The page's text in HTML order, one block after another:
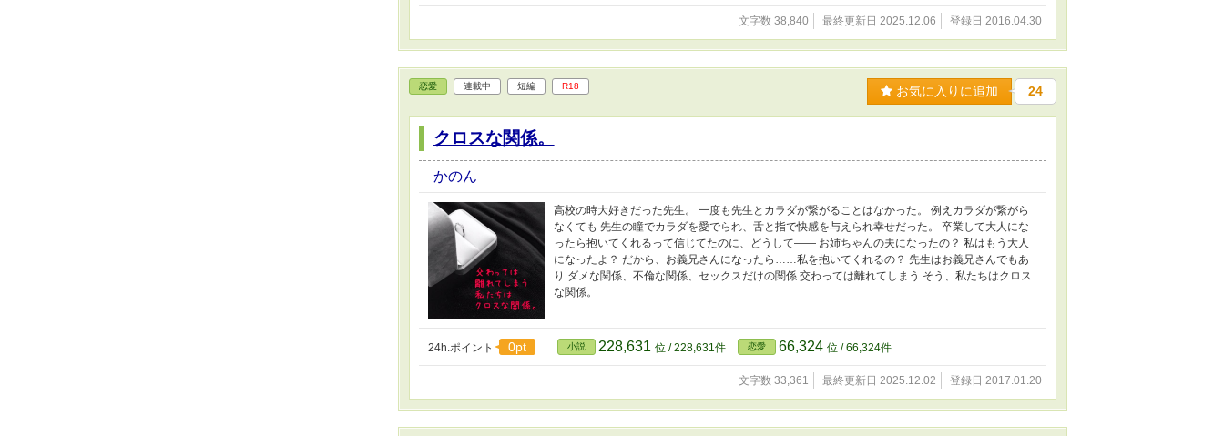
文字数 38,840 最終更新日 2025.12.06 登録日 2016.04.30
恋愛 連載中 短編 R18 お気に入りに追加 24
クロスな関係。
かのん
高校の時大好きだった先生。 一度も先生とカラダが繋がることはなかった。 例えカラダが繋がら
なくても 先生の瞳でカラダを愛でられ、舌と指で快感を与えられ幸せだった。 卒業して大人にな
ったら抱いてくれるって信じてたのに、どうして―― お姉ちゃんの夫になったの？ 私はもう大人
になったよ？ だから、お義兄さんになったら……私を抱いてくれるの？ 先生はお義兄さんでもあ
り ダメな関係、不倫な関係、セックスだけの関係 交わっては離れてしまう そう、私たちはクロス
な関係。
24h.ポイント 0pt 小説 228,631 位 / 228,631件 恋愛 66,324 位 / 66,324件
文字数 33,361 最終更新日 2025.12.02 登録日 2017.01.20